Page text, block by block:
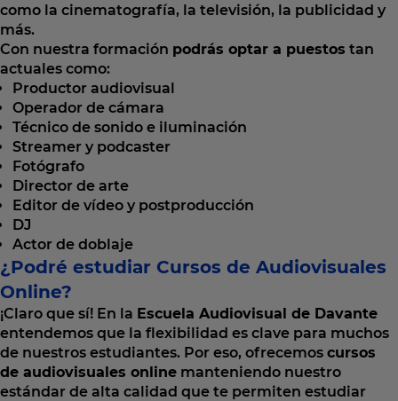
como la cinematografía, la televisión, la publicidad y
más.
Con nuestra formación podrás optar a puestos tan
actuales como:
Productor audiovisual
Operador de cámara
Técnico de sonido e iluminación
Streamer y podcaster
Fotógrafo
Director de arte
Editor de vídeo y postproducción
DJ
Actor de doblaje
¿Podré estudiar Cursos de Audiovisuales
Online?
¡Claro que sí! En la Escuela Audiovisual de Davante
entendemos que la flexibilidad es clave para muchos
de nuestros estudiantes. Por eso, ofrecemos cursos
de audiovisuales online manteniendo nuestro
estándar de alta calidad que te permiten estudiar